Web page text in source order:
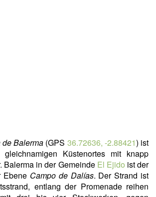
de Balerma (GPS 36.72636, -2.88421) ist
Küstenortes mit knapp
Balerma in der Gemeinde El Ejido ist der
Ebene Campo de Dalías. Der Strand ist
entlang der Promenade reihen